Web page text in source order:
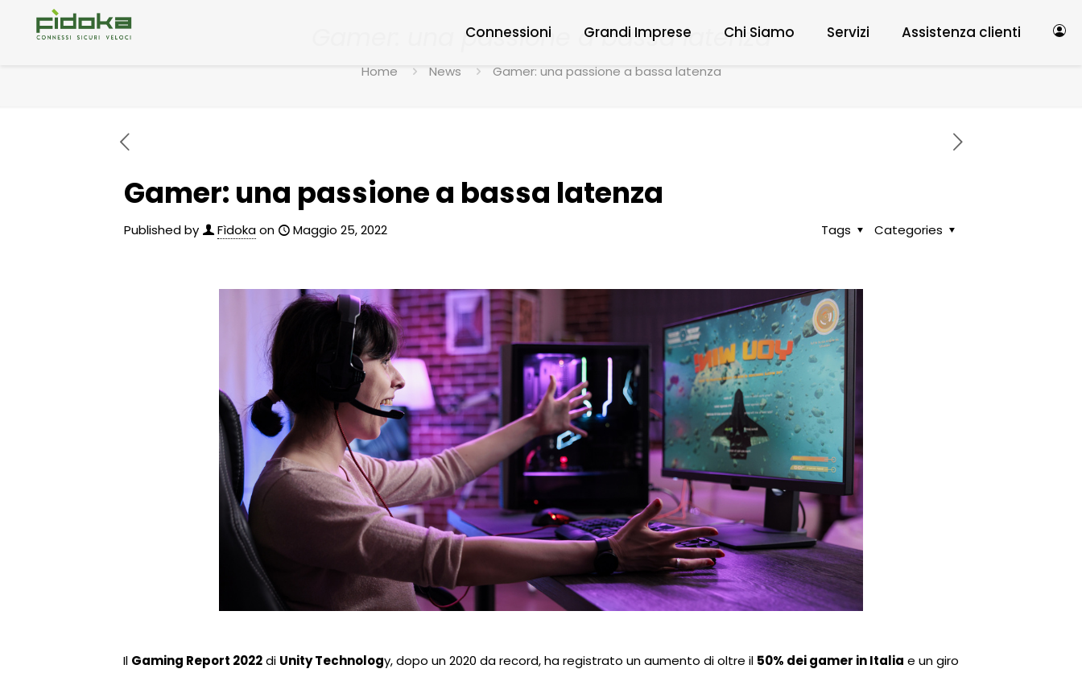
Connessioni Grandi Imprese Chi Siamo Servizi Assistenza clienti
Gamer: una passione a bassa latenza
Home News Gamer: una passione a bassa latenza
Gamer: una passione a bassa latenza
Published by Fìdokaon Maggio 25, 2022 Categories
Tags
Il Gaming Report 2022di Unity Technology, dopo un 2020 da record, ha registrato un aumento di oltre il 50% dei gamer in Italia e un giro